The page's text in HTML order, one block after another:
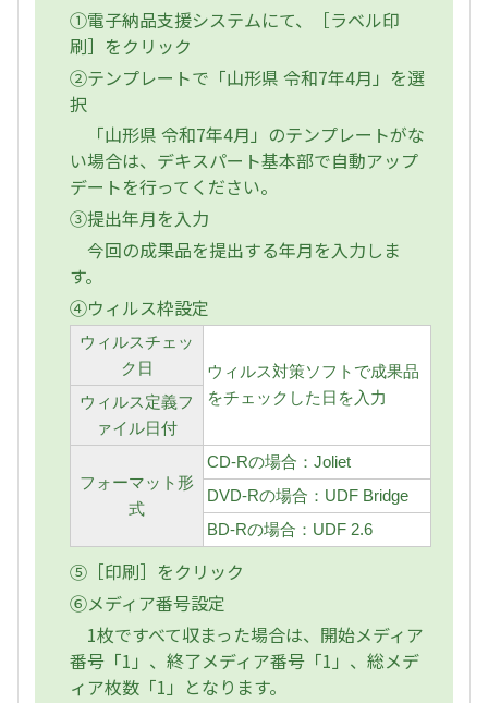
①電子納品支援システムにて、［ラベル印
刷］をクリック
②テンプレートで「山形県 令和7年4月」を選
択
「山形県 令和7年4月」のテンプレートがな
い場合は、デキスパート基本部で自動アップ
デートを行ってください。
③提出年月を入力
今回の成果品を提出する年月を入力しま
す。
④ウィルス枠設定
ウィルスチェッ
ク日
ウィルス対策ソフトで成果品
をチェックした日を入力
ウィルス定義フ
ァイル日付
フォーマット形
式
CD-Rの場合：Joliet
DVD-Rの場合：UDF Bridge
BD-Rの場合：UDF 2.6
⑤［印刷］をクリック
⑥メディア番号設定
1枚ですべて収まった場合は、開始メディア
番号「1」、終了メディア番号「1」、総メデ
ィア枚数「1」となります。